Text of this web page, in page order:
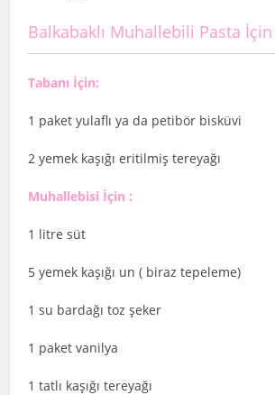
Balkabaklı Muhallebili Pasta
Tabanı İçin:
1 paket yulaflı ya da petibör bisküvi
2 yemek kaşığı eritilmiş tereyağı
Muhallebisi İçin :
1 litre süt
5 yemek kaşığı un ( biraz tepeleme)
1 su bardağı toz şeker
1 paket vanilya
1 tatlı kaşığı tereyağı